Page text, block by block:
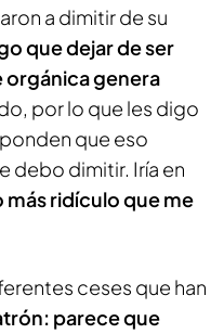
a dimitir de su
que dejar de ser
genera
por lo que les digo
que eso
debo dimitir. Iría en
más ridículo que me
ceses que han
parece que